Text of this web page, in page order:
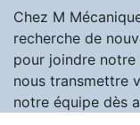
Chez M
recherche de
pour joindre notre
nous transmettre
notre équipe dès